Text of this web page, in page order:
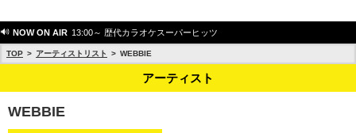
NOW ON AIR 13:00～ 歴代カラオケスーパーヒッツ
TOP アーティストリスト WEBBIE
アーティスト
WEBBIE